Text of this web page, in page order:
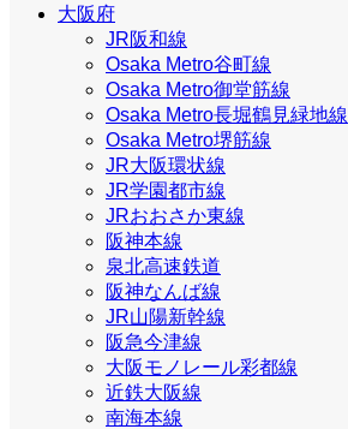
大阪府
JR阪和線
Osaka Metro谷町線
Osaka Metro御堂筋線
Osaka Metro長堀鶴見緑地線
Osaka Metro堺筋線
JR大阪環状線
JR学園都市線
JRおおさか東線
阪神本線
泉北高速鉄道
阪神なんば線
JR山陽新幹線
阪急今津線
大阪モノレール彩都線
近鉄大阪線
南海本線